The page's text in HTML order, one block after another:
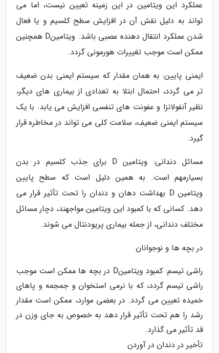
عملکرد این ویتامین در این زمینه تعیین نیست، اما می
تواند به دلیل نقش آن در افزایش سطح کلسیم و یا فعال
شدن عملکرد انتقال دهنده عصبی باشد. ویتامینD همچنین
ممکن است موجب تغییرات هورمونی گردد.
ایمنی پایین: به همان مقدار که سیستم ایمنی بدن ضعیف
تر می گردد، احتمال ابتلا به تعدادی از بیماری های دیگر،
نظیر آنفولانزا و عفونت های تنفسی افزایش می یابد. با یک
سیستم ایمنی ضعیف، سلامت کلی می تواند در مخاطره قرار
گیرد.
مسائل دندانی: ویتامین D برای جذب کلسیم در بدن
بسیارمهم است. به همین دلیل است که سطح پایین
ویتامین D بهداشت دهان و دندان را تحت تأثیر قرار می
دهد. کسانی که با کمبود این ویتامین مواجهند، دچار مسائل
مختلف دندانی، از جمله بیماری پریودنتال می شوند.
در بچه ها و نوجوانان
راشی تیسم: کمبود ویتامینD در بچه ها ممکن است موجب
راشی تیسم گردد، که با نرمی استخوان و جمجمه و پاهای
خمیده تعیین می گردد. در بعضی موارد، ممکن است مقدار
رشد را هم تحت تأثیر قرار دهد به خصوص به جای وزن در
قد تأثیر می گذارد.
تأخیر در دندان در آوردن